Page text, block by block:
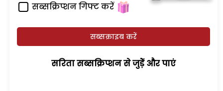
सब्सक्रिप्शन गिफ्ट करें
सब्सक्राइब करें
सरिता सब्सक्रिप्शन से जुड़ेें और पाएं